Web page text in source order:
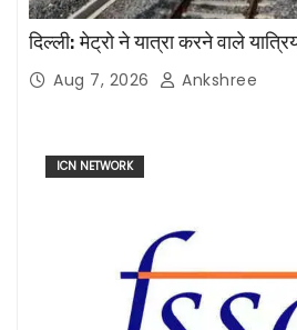
दिल्ली: मेट्रो ने यात्रा करने वाले
Aug 7, 2026 Ankshree
ICN NETWORK